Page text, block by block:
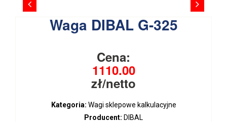
Waga DIBAL G-325
Cena:
1110.00
zł/netto
Kategoria: Wagi sklepowe kalkulacyjne
Producent: DIBAL